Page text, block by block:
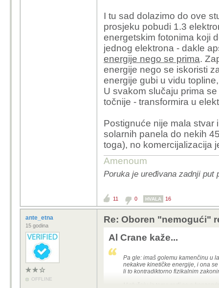
I tu sad dolazimo do ove
prosjeku pobudi 1.3
energetskim fotonima koji
jednog elektrona - dakle
energije nego se prima.
energije nego se iskoristi
energije gubi u vidu
U svakom slučaju prima
točnije - transformira u
Postignuće nije mala stvar
solarnih panela do nekih
toga), no komercijalizacija
Amenoum
Poruka je uređivana zadnji put
11 0 HVALA 16
ante_etna
15 godina
OFFLINE
Re: Oboren "nemogući"
Al Crane kaže...
Pa gle: imaš golemu kamenčinu u
nekakve kinetičke energije, i ona
li to kontradiktorno fizikalnim